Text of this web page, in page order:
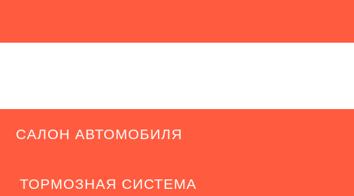
САЛОН АВТОМОБИЛЯ
ТОРМОЗНАЯ СИСТЕМА